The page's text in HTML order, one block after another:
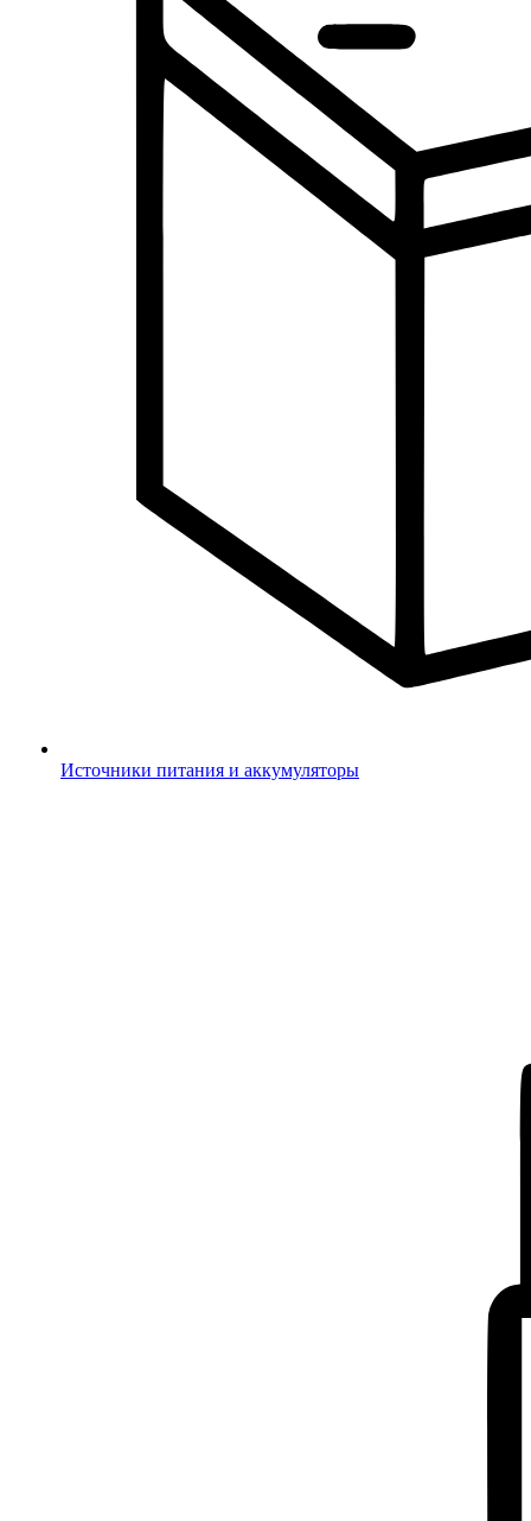
Источники питания и аккумуляторы